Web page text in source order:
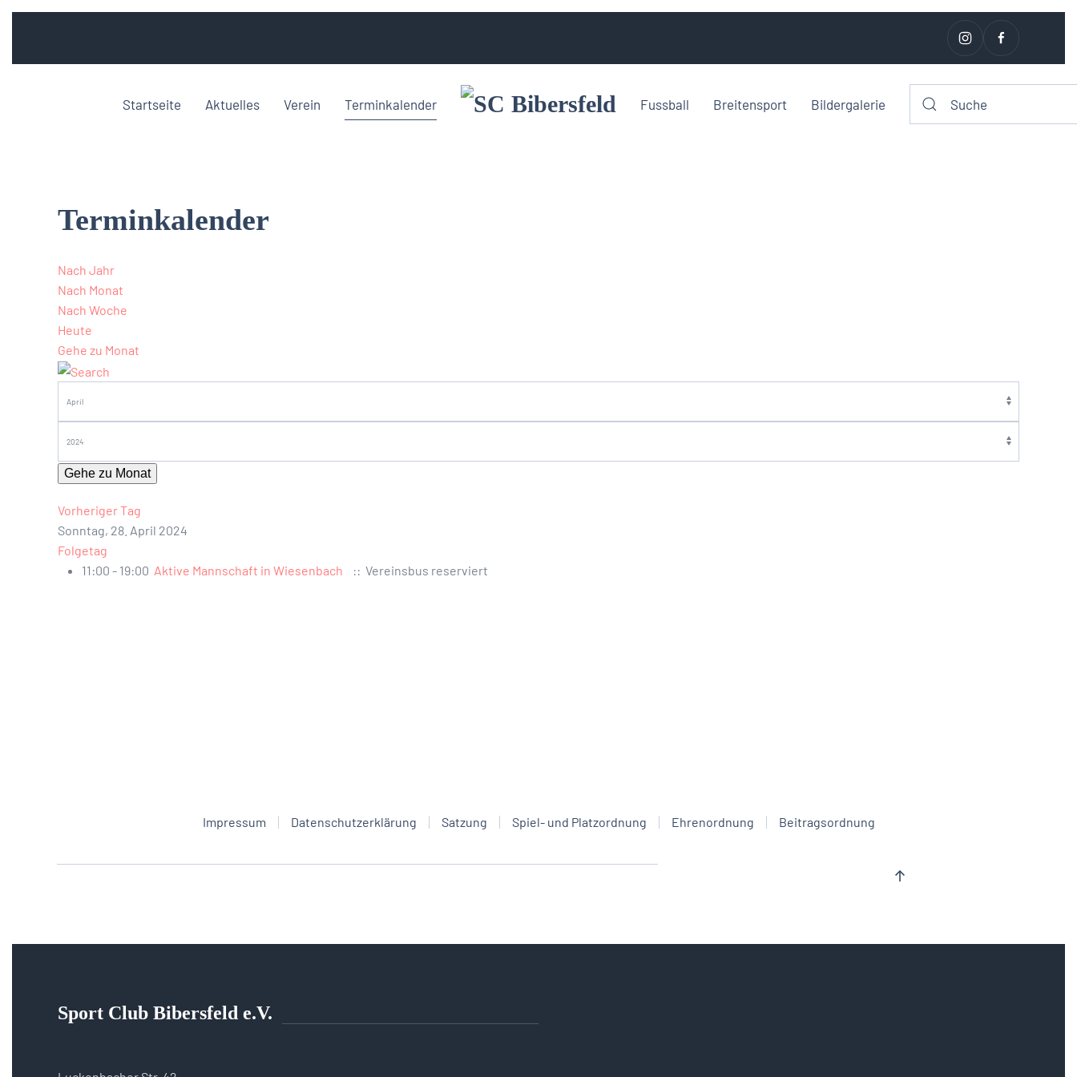
Startseite Aktuelles Verein Terminkalender Fussball Breitensport Bildergalerie
Terminkalender
Nach Jahr
Nach Monat
Nach Woche
Heute
Gehe zu Monat
Gehe zu Monat
Vorheriger Tag
Sonntag, 28. April 2024
Folgetag
11:00 - 19:00 Aktive Mannschaft in Wiesenbach :: Vereinsbus reserviert
Impressum Datenschutzerklärung Satzung Spiel- und Platzordnung Ehrenordnung Beitragsordnung
Sport Club Bibersfeld e.V.